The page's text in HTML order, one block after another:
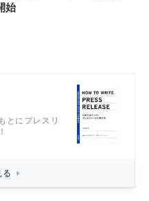
始
とにプレスリ
る